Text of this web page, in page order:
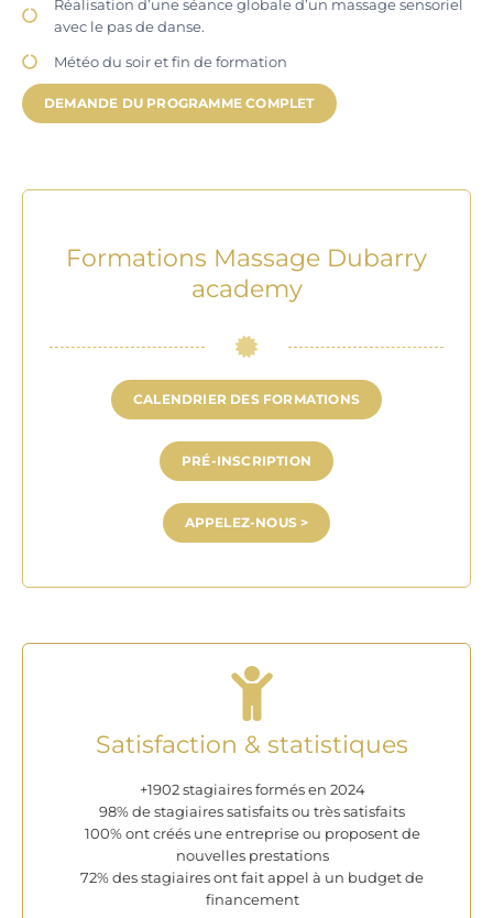
Réalisation d’une séance globale d’un massage sensoriel
avec le pas de danse.
Météo du soir et fin de formation
DEMANDE DU PROGRAMME COMPLET
Formations Massage Dubarry
academy
CALENDRIER DES FORMATIONS
PRÉ-INSCRIPTION
APPELEZ-NOUS >
Satisfaction & statistiques
+1902 stagiaires formés en 2024
98% de stagiaires satisfaits ou très satisfaits
100% ont créés une entreprise ou proposent de
nouvelles prestations
72% des stagiaires ont fait appel à un budget de
financement